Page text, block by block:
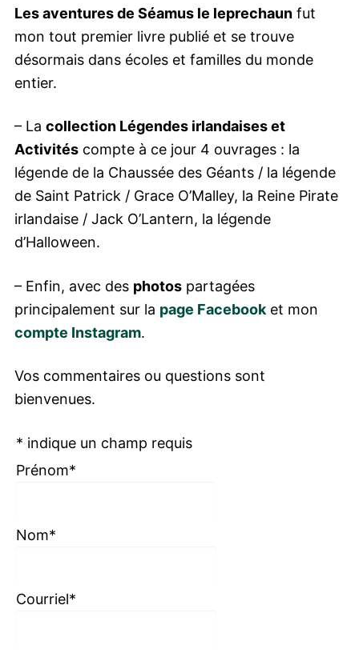
Les aventures de Séamus le leprechaun fut
mon tout premier livre publié et se trouve
désormais dans écoles et familles du monde
entier.
– La collection Légendes irlandaises et
Activités compte à ce jour 4 ouvrages : la
légende de la Chaussée des Géants / la légende
de Saint Patrick / Grace O’Malley, la Reine Pirate
irlandaise / Jack O’Lantern, la légende
d’Halloween.
– Enfin, avec des photos partagées
principalement sur la page Facebook et mon
compte Instagram.
Vos commentaires ou questions sont
bienvenues.
* indique un champ requis
Prénom*
Nom*
Courriel*